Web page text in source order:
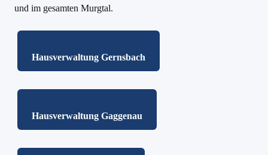
und im gesamten Murgtal.
Hausverwaltung Gernsbach
Hausverwaltung Gaggenau